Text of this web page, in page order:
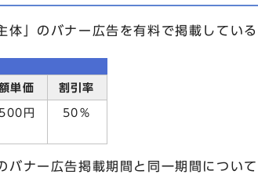
」のバナー広告を有料で掲載してい
単価 割引率
円 50％
ナー広告掲載期間と同一期間について